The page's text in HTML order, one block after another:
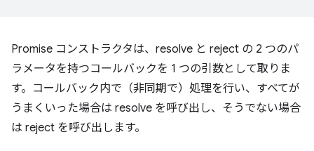
Promise コンストラクタは、resolve と reject の 2 つのパ
ラメータを持つコールバックを 1 つの引数として取りま
す。コールバック内で（非同期で）処理を行い、すべてが
うまくいった場合は resolve を呼び出し、そうでない場合
は reject を呼び出します。